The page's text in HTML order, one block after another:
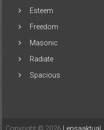
Esteem
Freedom
Masonic
Radiate
Spacious